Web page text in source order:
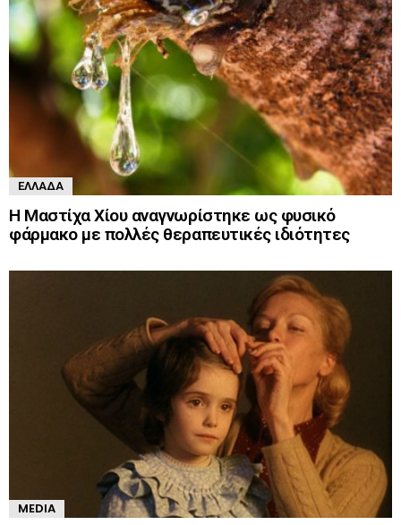
ΕΛΛΆΔΑ
Η Μαστίχα Χίου αναγνωρίστηκε ως φυσικό
φάρμακο με πολλές θεραπευτικές ιδιότητες
MEDIA